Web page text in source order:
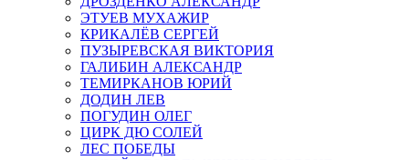
ЭТУЕВ МУХАЖИР
КРИКАЛЁВ СЕРГЕЙ
ПУЗЫРЕВСКАЯ ВИКТОРИЯ
ГАЛИБИН АЛЕКСАНДР
ТЕМИРКАНОВ ЮРИЙ
ДОДИН ЛЕВ
ПОГУДИН ОЛЕГ
ЦИРК ДЮ СОЛЕЙ
ЛЕС ПОБЕДЫ